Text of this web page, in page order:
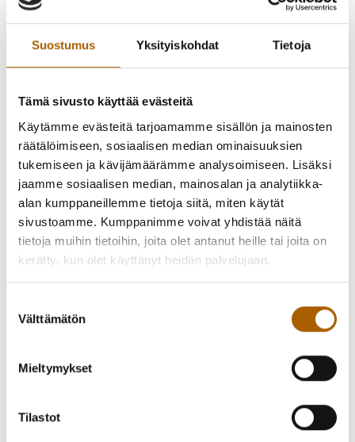
Suostumus Yksityiskohdat Tietoja
Tämä sivusto käyttää evästeitä
Käytämme evästeitä tarjoamamme sisällön ja mainosten
räätälöimiseen, sosiaalisen median ominaisuuksien
tukemiseen ja kävijämäärämme analysoimiseen. Lisäksi
jaamme sosiaalisen median, mainosalan ja analytiikka-
alan kumppaneillemme tietoja siitä, miten käytät
sivustoamme. Kumppanimme voivat yhdistää näitä
tietoja muihin tietoihin, joita olet antanut heille tai joita on
kerätty, kun olet käyttänyt heidän palvelujaan.
valinta
Välttämätön
Mieltymykset
Tilastot
Kirkkotie 25,
www.tyrnavantempaus.fi
kesäkodilla
. Saunaan voi varata omia vuoroja perheelle tai
saunojille. Varauskalenteri avautuu kesäkuun alussa.
Kylmäläntie 55, www.tyrnavanseurakunta.fi
18.6. klo 18 Kesäinen yhteislaulutilaisuus ”Jo joutui
armas aika”, Temmeksen kirkon piha.
27.6. klo 15–21 Oulu2026 Me juhlimme kulttuuria:
Perinnehäät . Tyrnävän kotiseututalo, Pytinkitie 8
HEINÄKUU
3.–31.7. Tii Helinä Art taidenäyttely
. Kunnan näyttelytila,
4.7. klo 15 Tyrnävän Tempaus–Kajaanin Pallokerho